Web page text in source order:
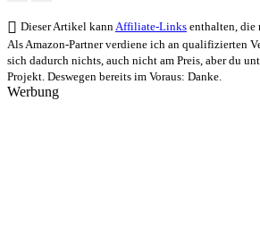
Dieser Artikel kannAffiliate-Links enthalten, die
Als Amazon-Partner verdiene ich an qualifizierten
sich dadurch nichts, auch nicht am Preis, aber du
Projekt. Deswegen bereits im Voraus: Danke.
Werbung